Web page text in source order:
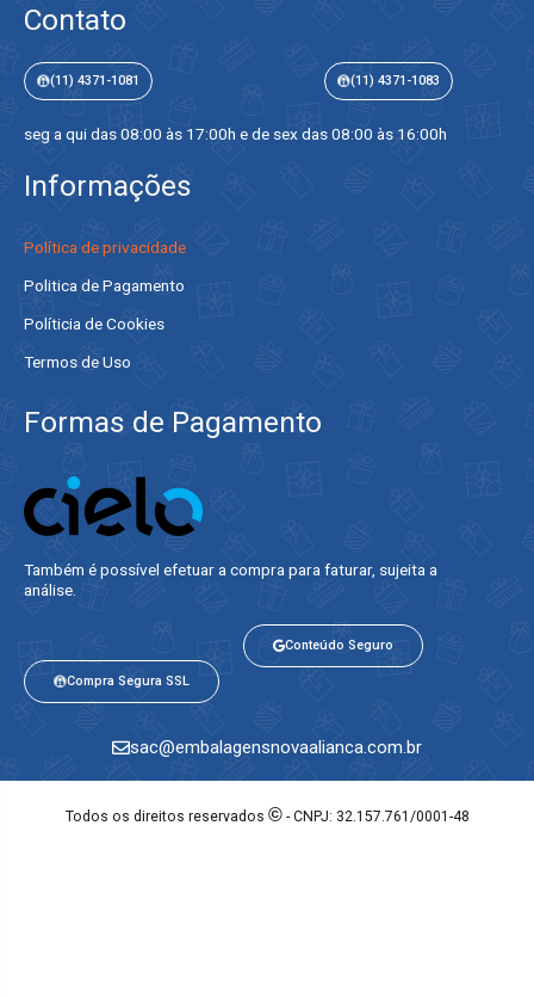
Contato
(11) 4371-1081 (11) 4371-1083
seg a qui das 08:00 às 17:00h e de sex das 08:00 às 16:00h
Informações
Política de privacidade
Politica de Pagamento
Políticia de Cookies
Termos de Uso
Formas de Pagamento
Também é possível efetuar a compra para faturar, sujeita a
análise.​
Compra Segura SSL
Conteúdo Seguro
sac@embalagensnovaalianca.com.br
Todos os direitos reservados ©- CNPJ: 32.157.761/0001-48